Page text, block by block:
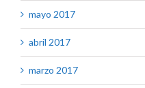
mayo 2017
abril 2017
marzo 2017